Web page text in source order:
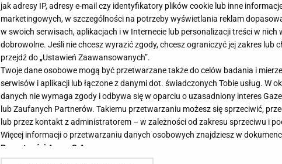
jak adresy IP, adresy e-mail czy identyfikatory plików cookie lub inne
marketingowych, w szczególności na potrzeby wyświetlania reklam
w swoich serwisach, aplikacjach i w Internecie lub personalizacji treści w nich
dobrowolne. Jeśli nie chcesz wyrazić zgody, chcesz ograniczyć jej zakres lub
przejdź do „Ustawień Zaawansowanych”.
Twoje dane osobowe mogą być przetwarzane także do celów badania i
serwisów i aplikacji lub łączone z danymi dot. świadczonych Tobie usług. W
danych nie wymaga zgody i odbywa się w oparciu o uzasadniony interes
lub Zaufanych Partnerów. Takiemu przetwarzaniu możesz się sprzeciwić,
lub przez kontakt z administratorem – w zależności od zakresu sprzeciwu i
Więcej informacji o przetwarzaniu danych osobowych znajdziesz w
Prywatności Agora S.A.